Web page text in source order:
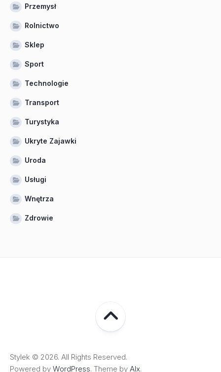
Przemysł
Rolnictwo
Sklep
Sport
Technologie
Transport
Turystyka
Ukryte Zajawki
Uroda
Usługi
Wnętrza
Zdrowie
Stylek © 2026. All Rights Reserved.
Powered by WordPress. Theme by Alx.